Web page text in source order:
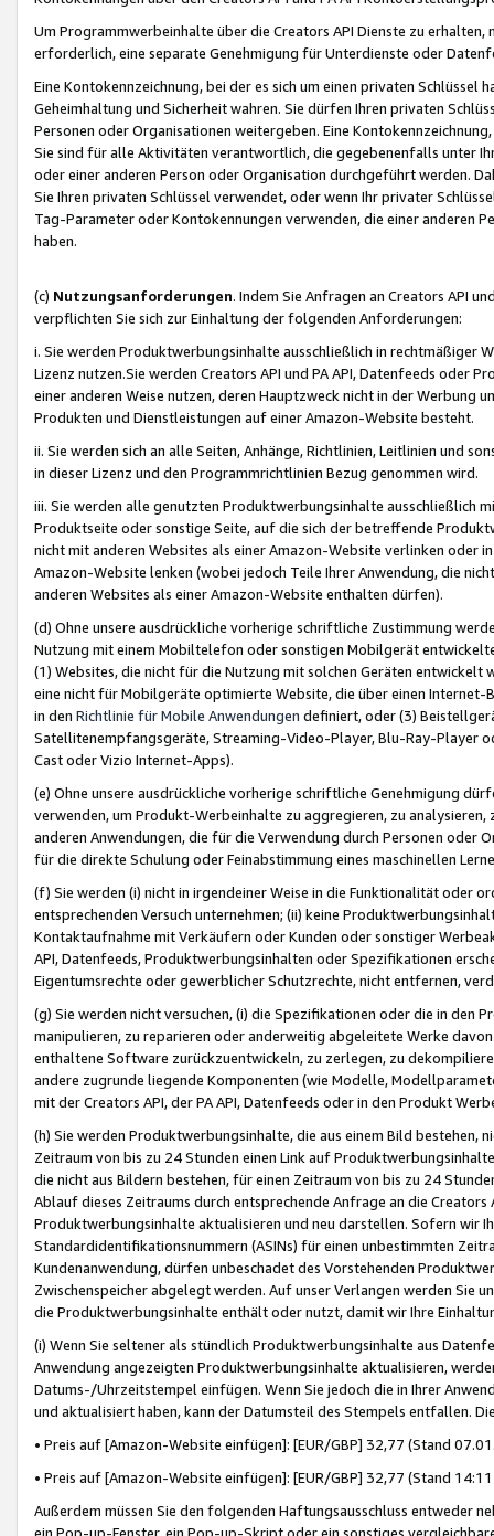
Um Programmwerbeinhalte über die Creators API Dienste zu
erforderlich, eine separate Genehmigung für Unterdienste oder
Eine Kontokennzeichnung, bei der es sich um einen privaten
Geheimhaltung und Sicherheit wahren. Sie dürfen Ihren privaten
Personen oder Organisationen weitergeben. Eine
Sie sind für alle Aktivitäten verantwortlich, die gegebenenfalls unter
oder einer anderen Person oder Organisation durchgeführt werden.
Sie Ihren privaten Schlüssel verwendet, oder wenn Ihr privater
Tag-Parameter oder Kontokennungen verwenden, die einer anderen
haben.
(c) Nutzungsanforderungen. Indem Sie Anfragen an Creators API
verpflichten Sie sich zur Einhaltung der folgenden Anforderungen:
i. Sie werden Produktwerbungsinhalte ausschließlich in rechtmäßiger
Lizenz nutzen.Sie werden Creators API und PA API, Datenfeeds oder
einer anderen Weise nutzen, deren Hauptzweck nicht in der Werbung
Produkten und Dienstleistungen auf einer Amazon-Website besteht.
ii. Sie werden sich an alle Seiten, Anhänge, Richtlinien, Leitlinien und
in dieser Lizenz und den Programmrichtlinien Bezug genommen wird.
iii. Sie werden alle genutzten Produktwerbungsinhalte ausschließlich
Produktseite oder sonstige Seite, auf die sich der betreffende
nicht mit anderen Websites als einer Amazon-Website verlinken oder
Amazon-Website lenken (wobei jedoch Teile Ihrer Anwendung, die
anderen Websites als einer Amazon-Website enthalten dürfen).
(d) Ohne unsere ausdrückliche vorherige schriftliche Zustimmung
Nutzung mit einem Mobiltelefon oder sonstigen Mobilgerät
(1) Websites, die nicht für die Nutzung mit solchen Geräten
eine nicht für Mobilgeräte optimierte Website, die über einen
in den Richtlinie für Mobile Anwendungen definiert, oder (3)
Satellitenempfangsgeräte, Streaming-Video-Player, Blu-Ray-Player
Cast oder Vizio Internet-Apps).
(e) Ohne unsere ausdrückliche vorherige schriftliche Genehmigung
verwenden, um Produkt-Werbeinhalte zu aggregieren, zu
anderen Anwendungen, die für die Verwendung durch Personen
für die direkte Schulung oder Feinabstimmung eines maschinellen
(f) Sie werden (i) nicht in irgendeiner Weise in die Funktionalität oder
entsprechenden Versuch unternehmen; (ii) keine
Kontaktaufnahme mit Verkäufern oder Kunden oder sonstiger
API, Datenfeeds, Produktwerbungsinhalten oder Spezifikationen
Eigentumsrechte oder gewerblicher Schutzrechte, nicht entfernen,
(g) Sie werden nicht versuchen, (i) die Spezifikationen oder die in
manipulieren, zu reparieren oder anderweitig abgeleitete Werke
enthaltene Software zurückzuentwickeln, zu zerlegen, zu
andere zugrunde liegende Komponenten (wie Modelle,
mit der Creators API, der PA API, Datenfeeds oder in den Produkt
(h) Sie werden Produktwerbungsinhalte, die aus einem Bild bestehen,
Zeitraum von bis zu 24 Stunden einen Link auf
die nicht aus Bildern bestehen, für einen Zeitraum von bis zu 24
Ablauf dieses Zeitraums durch entsprechende Anfrage an die
Produktwerbungsinhalte aktualisieren und neu darstellen. Sofern wir
Standardidentifikationsnummern (ASINs) für einen unbestimmten
Kundenanwendung, dürfen unbeschadet des Vorstehenden
Zwischenspeicher abgelegt werden. Auf unser Verlangen werden Sie
die Produktwerbungsinhalte enthält oder nutzt, damit wir Ihre
(i) Wenn Sie seltener als stündlich Produktwerbungsinhalte aus
Anwendung angezeigten Produktwerbungsinhalte aktualisieren,
Datums-/Uhrzeitstempel einfügen. Wenn Sie jedoch die in Ihrer
und aktualisiert haben, kann der Datumsteil des Stempels entfallen.
• Preis auf [Amazon-Website einfügen]: [EUR/GBP] 32,77 (Stand
• Preis auf [Amazon-Website einfügen]: [EUR/GBP] 32,77 (Stand
Außerdem müssen Sie den folgenden Haftungsausschluss entweder
ein Pop-up-Fenster, ein Pop-up-Skript oder ein sonstiges